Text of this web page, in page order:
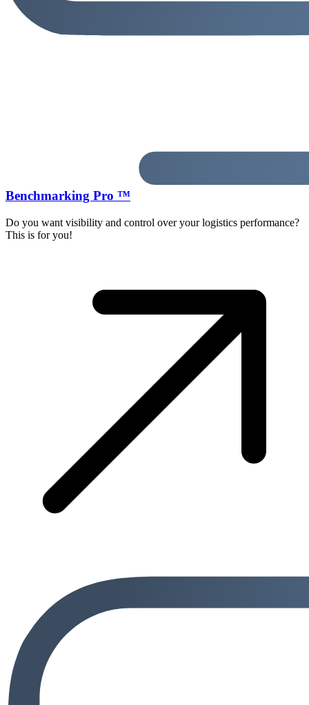
Benchmarking Pro ™
Do you want visibility and control over your logistics performance?
This is for you!